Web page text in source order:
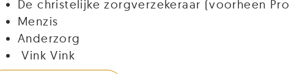
zijn wij op zoek naar
psychotherapeut.
professionele
echte
De christelijke zorgverzekeraar (voorheen Pro
Menzis
Anderzorg
Vink Vink